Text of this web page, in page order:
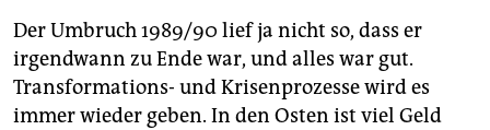
Der Umbruch 1989/90 lief ja nicht so, dass er
irgendwann zu Ende war, und alles war gut.
Transformations- und Krisenprozesse wird es
immer wieder geben. In den Osten ist viel Geld